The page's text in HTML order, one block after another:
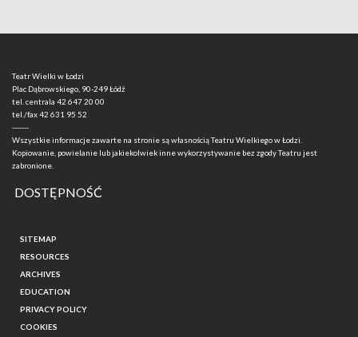
Teatr Wielki w Łodzi
Plac Dąbrowskiego, 90-249 Łódź
tel. centrala 42 647 20 00
tel./fax42 631 95 52
-------
Wszystkie informacje zawarte na stronie są własnością Teatru Wielkiego w Łodzi.
Kopiowanie, powielanie lub jakiekolwiek inne wykorzystywanie bez zgody Teatru jest
zabronione.
DOSTĘPNOŚĆ
SITEMAP
RESOURCES
ARCHIVES
EDUCATION
PRIVACY POLICY
COOKIES